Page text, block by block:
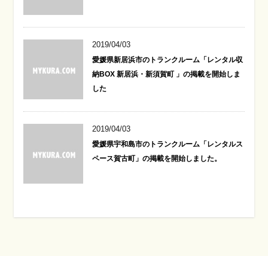
2019/04/03
愛媛県新居浜市のトランクルーム「レンタル収
納BOX 新居浜・新須賀町 」の掲載を開始しま
した
2019/04/03
愛媛県宇和島市のトランクルーム「レンタルス
ペース賀古町」の掲載を開始しました。